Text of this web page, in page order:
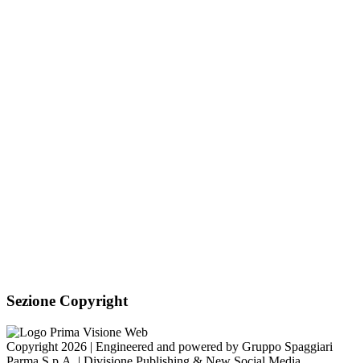
Sezione Copyright
Copyright 2026 | Engineered and powered by Gruppo Spaggiari